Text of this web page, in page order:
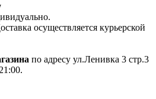
осуществляется курьерской
по адресу ул.Ленивка 3 стр.3